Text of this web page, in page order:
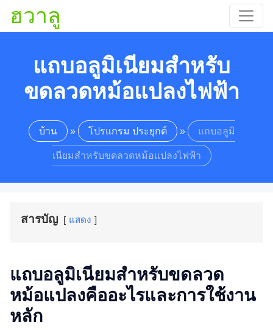
ฮวาลู
แถบอลูมิเนียมสำหรับ
ขดลวดหม้อแปลงไฟฟ้า
บ้าน » โปรแกรม ประยุกต์ » แถบอลูมิ
เนียมสำหรับขดลวดหม้อแปลงไฟฟ้า
สารบัญ แสดง
แถบอลูมิเนียมสำหรับขดลวด
หม้อแปลงคืออะไรและการใช้งาน
หลัก